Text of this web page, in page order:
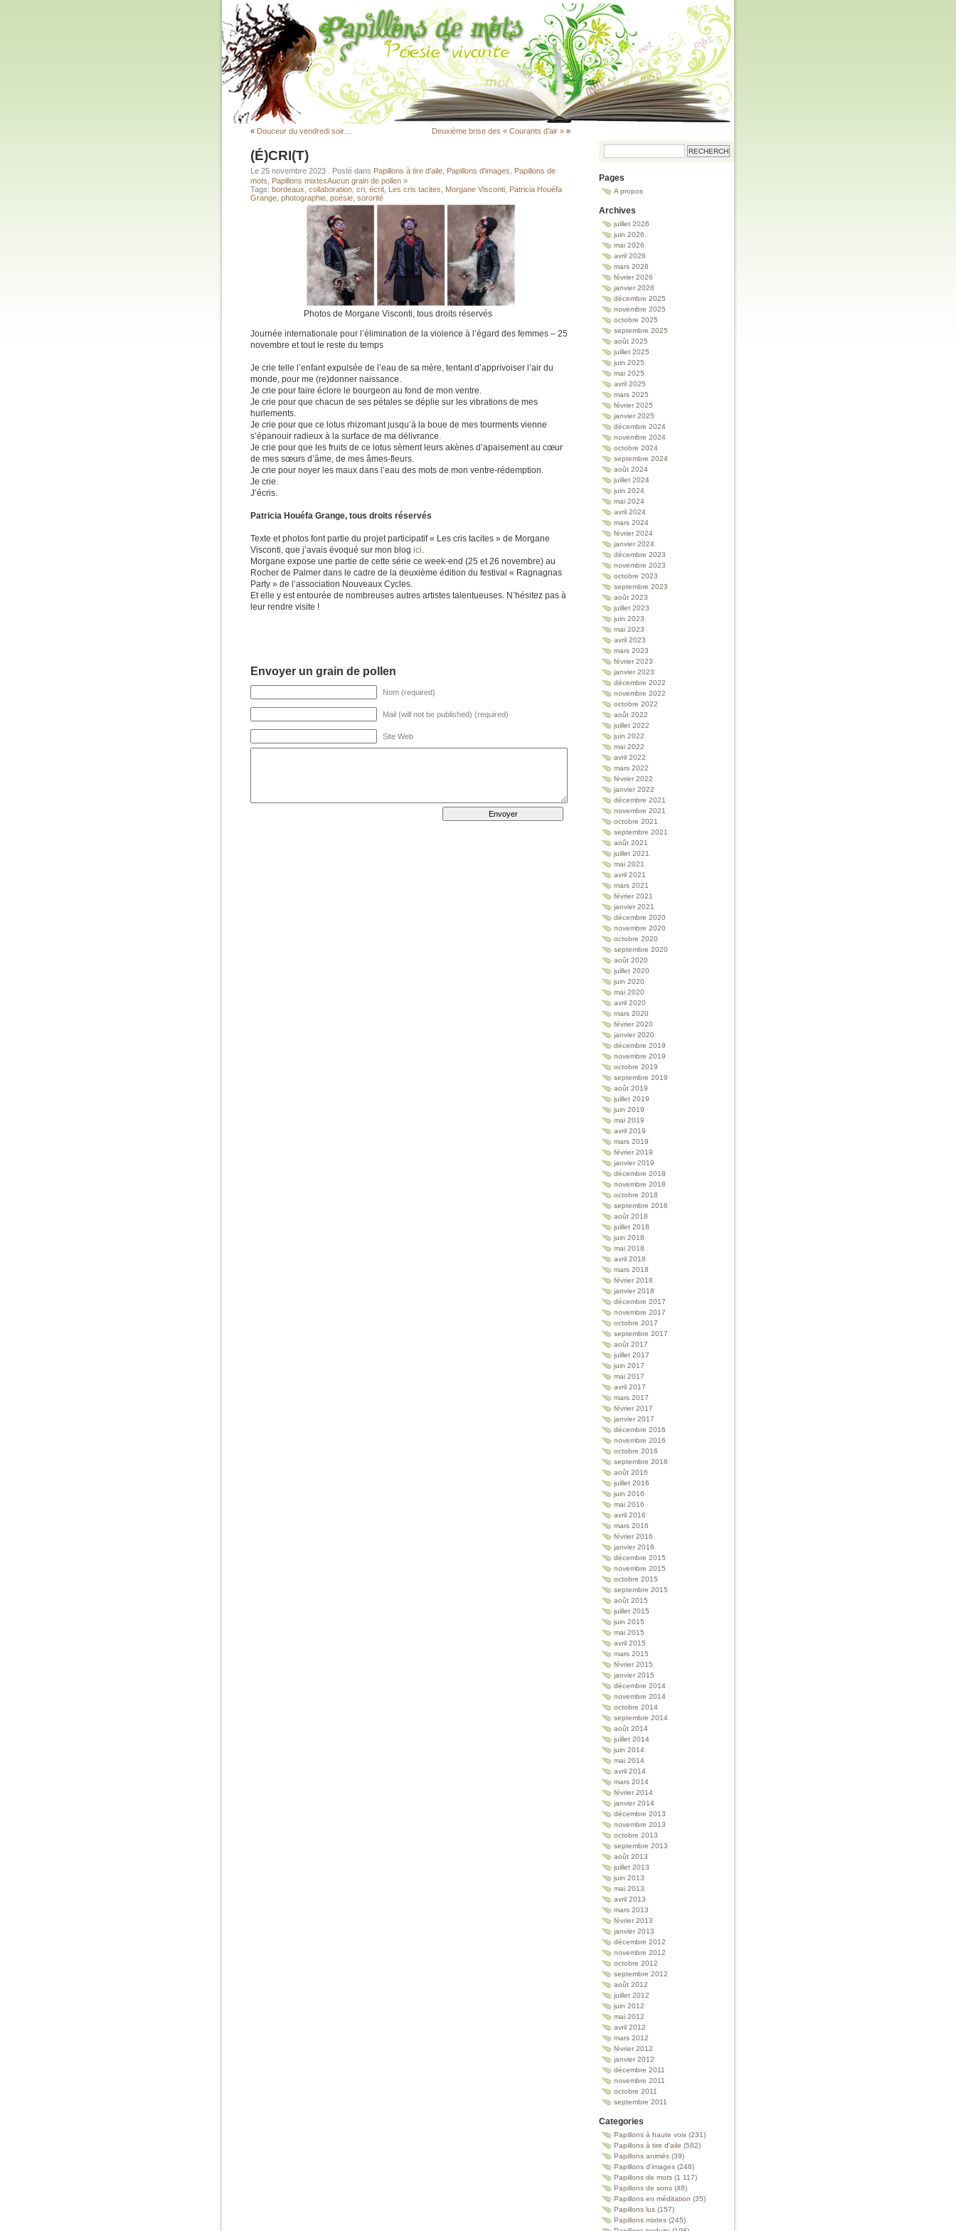
« Douceur du vendredi soir… Deuxième brise des « Courants d’air » »
(É)CRI(T)
Le 25 novembre 2023 . Posté dans Papillons à tire d'aile Papillons d'images
Papillons de
mots
Papillons mixtesAucun grain de pollen »
Tags: bordeaux collaboration cri écrit Les cris tacites Morgane Visconti Patricia Houéfa
Grange photographie poésie sororité
Photos de Morgane Visconti, tous droits réservés
Journée internationale pour l’élimination de la violence à l’égard des femmes – 25
novembre et tout le reste du temps
Je crie telle l’enfant expulsée de l’eau de sa mère, tentant d’apprivoiser l’air du
monde, pour me (re)donner naissance.
Je crie pour faire éclore le bourgeon au fond de mon ventre.
Je crie pour que chacun de ses pétales se déplie sur les vibrations de mes
hurlements.
Je crie pour que ce lotus rhizomant jusqu’à la boue de mes tourments vienne
s’épanouir radieux à la surface de ma délivrance.
Je crie pour que les fruits de ce lotus sèment leurs akènes d’apaisement au cœur
de mes sœurs d’âme, de mes âmes-fleurs.
Je crie pour noyer les maux dans l’eau des mots de mon ventre-rédemption.
Je crie.
J’écris.
Patricia Houéfa Grange, tous droits réservés
Texte et photos font partie du projet participatif « Les cris tacites » de Morgane
Visconti, que j’avais évoqué sur mon blog ici.
Morgane expose une partie de cette série ce week-end (25 et 26 novembre) au
Rocher de Palmer dans le cadre de la deuxième édition du festival « Ragnagnas
Party » de l’association Nouveaux Cycles.
Et elle y est entourée de nombreuses autres artistes talentueuses. N’hésitez pas à
leur rendre visite !
Envoyer un grain de pollen
Nom (required)
Mail (will not be published) (required)
Site Web
Pages
A propos
Archives
juillet 2026
juin 2026
mai 2026
avril 2026
mars 2026
février 2026
janvier 2026
décembre 2025
novembre 2025
octobre 2025
septembre 2025
août 2025
juillet 2025
juin 2025
mai 2025
avril 2025
mars 2025
février 2025
janvier 2025
décembre 2024
novembre 2024
octobre 2024
septembre 2024
août 2024
juillet 2024
juin 2024
mai 2024
avril 2024
mars 2024
février 2024
janvier 2024
décembre 2023
novembre 2023
octobre 2023
septembre 2023
août 2023
juillet 2023
juin 2023
mai 2023
avril 2023
mars 2023
février 2023
janvier 2023
décembre 2022
novembre 2022
octobre 2022
août 2022
juillet 2022
juin 2022
mai 2022
avril 2022
mars 2022
février 2022
janvier 2022
décembre 2021
novembre 2021
octobre 2021
septembre 2021
août 2021
juillet 2021
mai 2021
avril 2021
mars 2021
février 2021
janvier 2021
décembre 2020
novembre 2020
octobre 2020
septembre 2020
août 2020
juillet 2020
juin 2020
mai 2020
avril 2020
mars 2020
février 2020
janvier 2020
décembre 2019
novembre 2019
octobre 2019
septembre 2019
août 2019
juillet 2019
juin 2019
mai 2019
avril 2019
mars 2019
février 2019
janvier 2019
décembre 2018
novembre 2018
octobre 2018
septembre 2018
août 2018
juillet 2018
juin 2018
mai 2018
avril 2018
mars 2018
février 2018
janvier 2018
décembre 2017
novembre 2017
octobre 2017
septembre 2017
août 2017
juillet 2017
juin 2017
mai 2017
avril 2017
mars 2017
février 2017
janvier 2017
décembre 2016
novembre 2016
octobre 2016
septembre 2016
août 2016
juillet 2016
juin 2016
mai 2016
avril 2016
mars 2016
février 2016
janvier 2016
décembre 2015
novembre 2015
octobre 2015
septembre 2015
août 2015
juillet 2015
juin 2015
mai 2015
avril 2015
mars 2015
février 2015
janvier 2015
décembre 2014
novembre 2014
octobre 2014
septembre 2014
août 2014
juillet 2014
juin 2014
mai 2014
avril 2014
mars 2014
février 2014
janvier 2014
décembre 2013
novembre 2013
octobre 2013
septembre 2013
août 2013
juillet 2013
juin 2013
mai 2013
avril 2013
mars 2013
février 2013
janvier 2013
décembre 2012
novembre 2012
octobre 2012
septembre 2012
août 2012
juillet 2012
juin 2012
mai 2012
avril 2012
mars 2012
février 2012
janvier 2012
décembre 2011
novembre 2011
octobre 2011
septembre 2011
Categories
Papillons à haute voix (231)
Papillons à tire d'aile (582)
Papillons animés (39)
Papillons d'images (248)
Papillons de mots (1 117)
Papillons de sons (48)
Papillons en méditation (35)
Papillons lus (157)
Papillons mixtes (245)